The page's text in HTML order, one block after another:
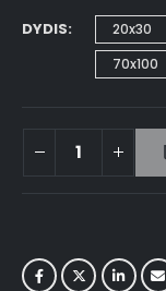
DYDIS 20x30
70x100